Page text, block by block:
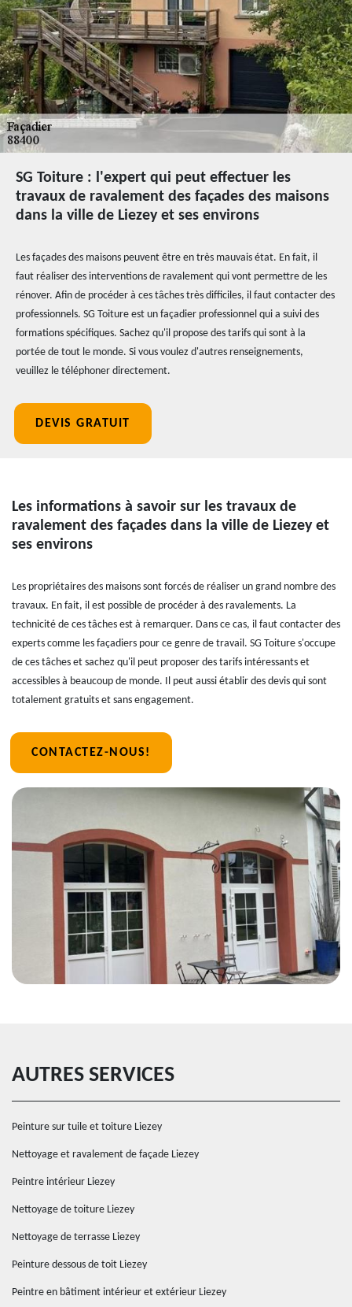
SG Toiture : l'expert qui peut effectuer les
travaux de ravalement des façades des maisons
dans la ville de Liezey et ses environs
Les façades des maisons peuvent être en très mauvais état. En fait, il
faut réaliser des interventions de ravalement qui vont permettre de les
rénover. Afin de procéder à ces tâches très difficiles, il faut contacter des
professionnels. SG Toiture est un façadier professionnel qui a suivi des
formations spécifiques. Sachez qu'il propose des tarifs qui sont à la
portée de tout le monde. Si vous voulez d'autres renseignements,
veuillez le téléphoner directement.
DEVIS GRATUIT
Les informations à savoir sur les travaux de
ravalement des façades dans la ville de Liezey et
ses environs
Les propriétaires des maisons sont forcés de réaliser un grand nombre des
travaux. En fait, il est possible de procéder à des ravalements. La
technicité de ces tâches est à remarquer. Dans ce cas, il faut contacter des
experts comme les façadiers pour ce genre de travail. SG Toiture s'occupe
de ces tâches et sachez qu'il peut proposer des tarifs intéressants et
accessibles à beaucoup de monde. Il peut aussi établir des devis qui sont
totalement gratuits et sans engagement.
CONTACTEZ-NOUS!
AUTRES SERVICES
Peinture sur tuile et toiture Liezey
Nettoyage et ravalement de façade Liezey
Peintre intérieur Liezey
Nettoyage de toiture Liezey
Nettoyage de terrasse Liezey
Peinture dessous de toit Liezey
Peintre en bâtiment intérieur et extérieur Liezey